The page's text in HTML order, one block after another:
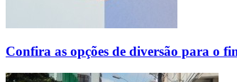
Confira as opções de diversão para o